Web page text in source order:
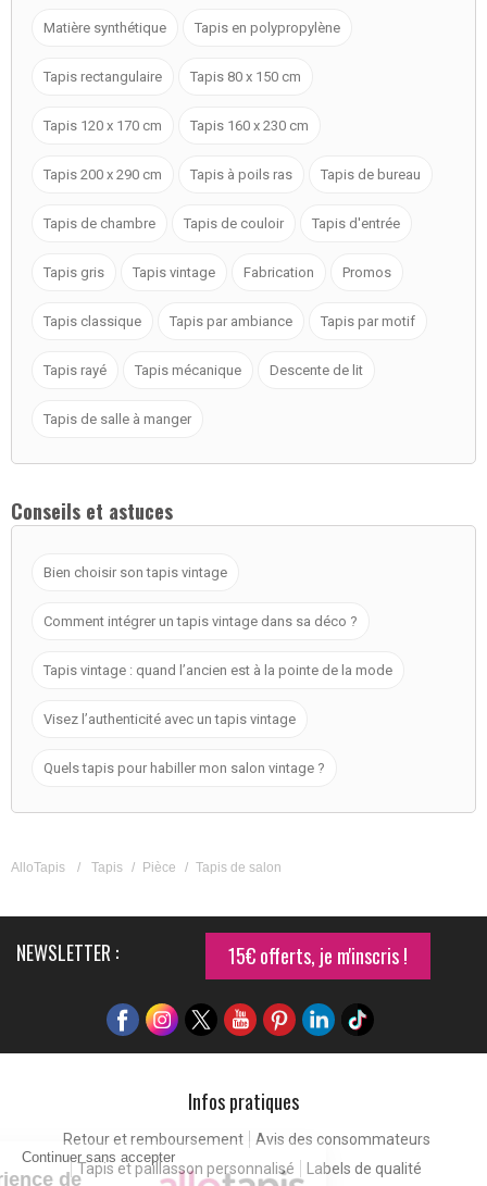
Continuer sans accepter
Pour une expérience de
Matière synthétique Tapis en polypropylène
Tapis rectangulaire Tapis 80 x 150 cm
Tapis 120 x 170 cm Tapis 160 x 230 cm
Tapis 200 x 290 cm Tapis à poils ras Tapis de bureau
Tapis de chambre Tapis de couloir Tapis d'entrée
Tapis gris Tapis vintage Fabrication Promos
Tapis classique Tapis par ambiance Tapis par motif
Tapis rayé Tapis mécanique Descente de lit
Tapis de salle à manger
Conseils et astuces
Bien choisir son tapis vintage
Comment intégrer un tapis vintage dans sa déco ?
Tapis vintage : quand l’ancien est à la pointe de la mode
Visez l’authenticité avec un tapis vintage
Quels tapis pour habiller mon salon vintage ?
AlloTapis / Tapis / Pièce / Tapis de salon
NEWSLETTER : 15€ offerts, je m'inscris !
Infos pratiques
Retour et remboursement
Avis des consommateurs
Tapis et paillasson personnalisé
Labels de qualité